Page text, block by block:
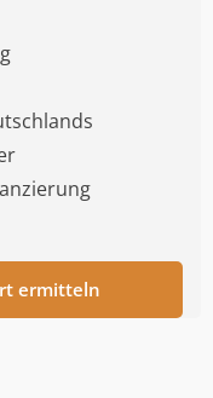
ermitteln